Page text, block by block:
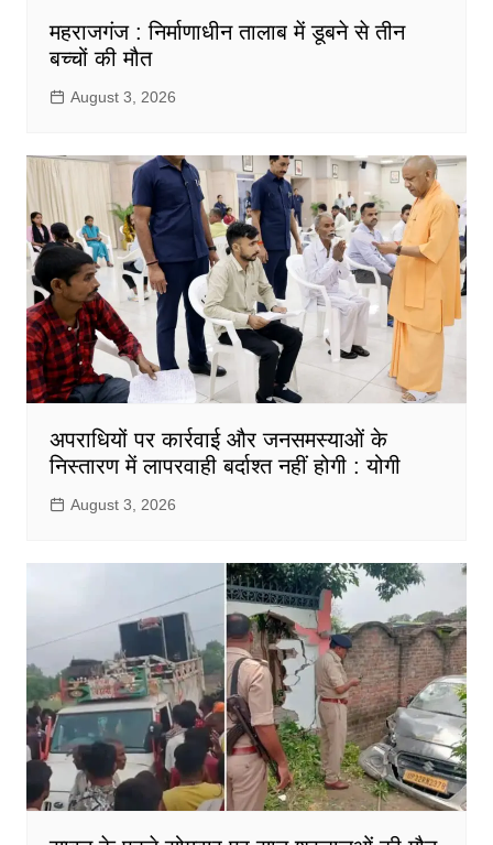
महराजगंज : निर्माणाधीन तालाब में डूबने से तीन
बच्चों की मौत
August 3, 2026
अपराधियों पर कार्रवाई और जनसमस्याओं के
निस्तारण में लापरवाही बर्दाश्त नहीं होगी : योगी
August 3, 2026